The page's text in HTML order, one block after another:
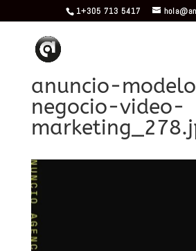
1+305 713 5417
anuncio-
negocio-video-